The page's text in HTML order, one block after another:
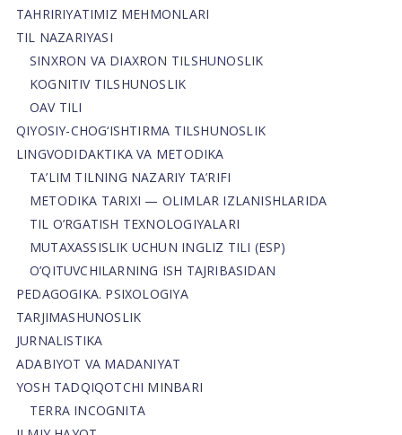
TAHRIRIYATIMIZ MEHMONLARI
TIL NAZARIYASI
SINXRON VA DIAXRON TILSHUNOSLIK
KOGNITIV TILSHUNOSLIK
OAV TILI
QIYOSIY-CHOG‘ISHTIRMA TILSHUNOSLIK
LINGVODIDAKTIKA VA METODIKA
TA’LIM TILNING NAZARIY TA’RIFI
METODIKA TARIXI — OLIMLAR IZLANISHLARIDA
TIL O’RGATISH TEXNOLOGIYALARI
MUTAXASSISLIK UCHUN INGLIZ TILI (ESP)
O’QITUVCHILARNING ISH TAJRIBASIDAN
PEDAGOGIKA. PSIXOLOGIYA
TARJIMASHUNOSLIK
JURNALISTIKA
ADABIYOT VA MADANIYAT
YOSH TADQIQOTCHI MINBARI
TERRA INCOGNITA